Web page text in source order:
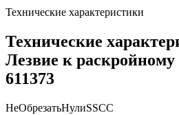
Технические характеристики
Технические
Лезвие к
611373
НеОбрезатьНулиSSCC